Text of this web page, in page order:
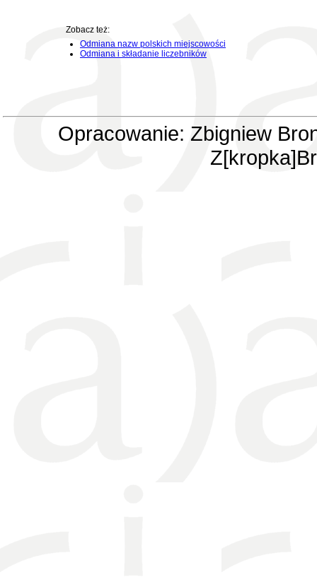
Zobacz też:
Odmiana nazw polskich miejscowości
Odmiana i składanie liczebników
Opracowanie: Zbigniew